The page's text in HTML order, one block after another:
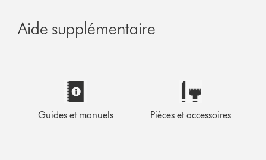
Aide supplémentaire
Guides et manuels Pièces et accessoires